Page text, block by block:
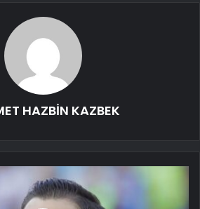
HAZBİN KAZBEK